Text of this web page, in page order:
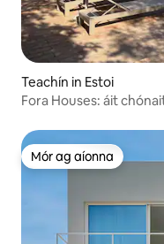
Teachín in Estoi
Fora Houses: áit
Mór ag aíonna
Mór ag aíonna